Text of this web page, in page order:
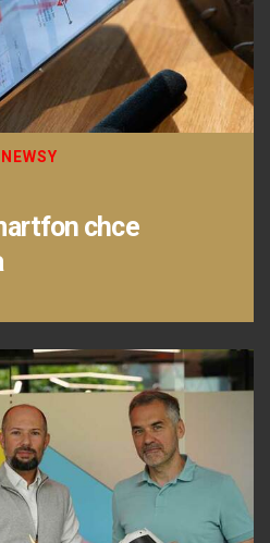
NEWSY
chce